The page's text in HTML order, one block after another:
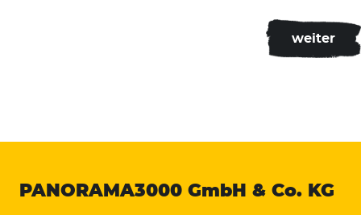
PANORAMA3000 GmbH & Co. KG